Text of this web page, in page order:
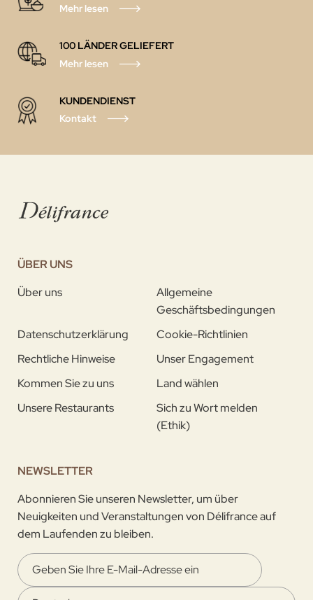
Mehr lesen
100 LÄNDER GELIEFERT
Mehr lesen
KUNDENDIENST
Kontakt
ÜBER UNS
Über uns
Allgemeine
Geschäftsbedingungen
Datenschutzerklärung
Cookie-Richtlinien
Rechtliche Hinweise
Unser Engagement
Kommen Sie zu uns
Land wählen
Unsere Restaurants
Sich zu Wort melden
(Ethik)
NEWSLETTER
Abonnieren Sie unseren Newsletter, um über
Neuigkeiten und Veranstaltungen von Délifrance auf
dem Laufenden zu bleiben.